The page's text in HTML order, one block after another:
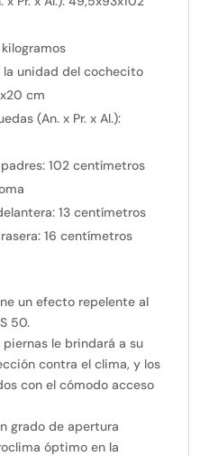
unidad del cochecito
cm
(An. x Pr. x Al.):
102 centímetros
13 centímetros
16 centímetros
un efecto repelente al
50.
le brindará a su
contra el clima, y ​​los
con el cómodo acceso
grado de apertura
óptimo en la